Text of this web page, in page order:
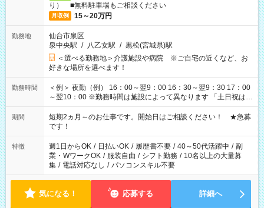
り） ■無料駐車場もご相談ください
月収例 15～20万円
勤務地
仙台市泉区
泉中央駅 / 八乙女駅 / 黒松(宮城県)駅
＜選べる勤務地＞介護施設や病院 ※ご自宅の近くなど、お
好きな場所を選べます！
勤務時間
＜例＞ 夜勤（例） 16：00～翌9：00 16：30～翌9：30 17：00
～翌10：00 ※勤務時間は施設によって異なります 「土日祝は休
みたい」 「しっかり稼ぎたい」 「もう少し遅い時間から始めた
い」など ご希望にあったお仕事をご案内いたします。 ※未経験
の方の場合は1～2ヶ月間は日中での仕事を経験いただき、 お
仕事に慣れてからの夜勤になります。 ★家庭の都合でお休みが
必要な場合も遠慮なくご相談ください。
期間
短期2ヵ月～のお仕事です。開始日はご相談ください！ ★急募
です！
特徴 週1日からOK / 日払いOK / 履歴書不要 / 40～50代活躍中 / 副
業・WワークOK / 服装自由 / シフト勤務 / 10名以上の大量募
集 / 電話対応なし / パソコンスキル不要
気になる！ 応募する 詳細へ